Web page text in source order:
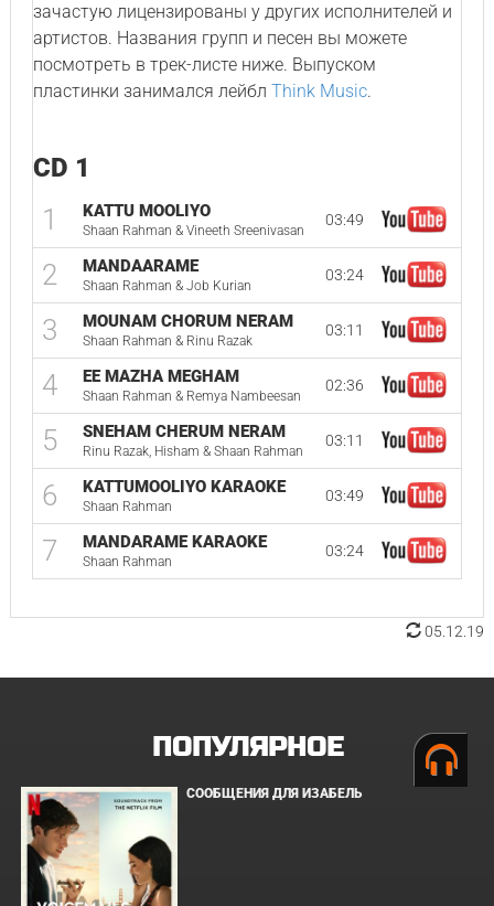
зачастую лицензированы у других исполнителей и
артистов. Названия групп и песен вы можете
посмотреть в трек-листе ниже. Выпуском
пластинки занимался лейбл Think Music.
CD 1
1 KATTU MOOLIYO
Shaan Rahman & Vineeth Sreenivasan
03:49
2 MANDAARAME
Shaan Rahman & Job Kurian
03:24
3 MOUNAM CHORUM NERAM
Shaan Rahman & Rinu Razak
03:11
4 EE MAZHA MEGHAM
Shaan Rahman & Remya Nambeesan
02:36
5 SNEHAM CHERUM NERAM
Rinu Razak, Hisham & Shaan Rahman
03:11
6 KATTUMOOLIYO KARAOKE
Shaan Rahman
03:49
7 MANDARAME KARAOKE
Shaan Rahman
03:24
05.12.19
ПОПУЛЯРНОЕ
СООБЩЕНИЯ ДЛЯ ИЗАБЕЛЬ